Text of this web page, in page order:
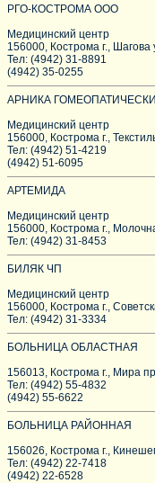
РГО-КОСТРОМА ООО
Медицинский центр
156000, Кострома г., Шагова
Тел: (4942) 31-8891
(4942) 35-0255
АРНИКА
Медицинский центр
156000, Кострома г.,
Тел: (4942) 51-4219
(4942) 51-6095
АРТЕМИДА
Медицинский центр
156000, Кострома г.,
Тел: (4942) 31-8453
БИЛЯК ЧП
Медицинский центр
156000, Кострома г.,
Тел: (4942) 31-3334
БОЛЬНИЦА ОБЛАСТНАЯ
156013, Кострома г., Мира
Тел: (4942) 55-4832
(4942) 55-6622
БОЛЬНИЦА РАЙОННАЯ
156026, Кострома г.,
Тел: (4942) 22-7418
(4942) 22-6528